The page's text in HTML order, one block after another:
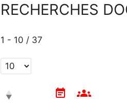
RECHERCHES
1 - 10 / 37
event_note groups